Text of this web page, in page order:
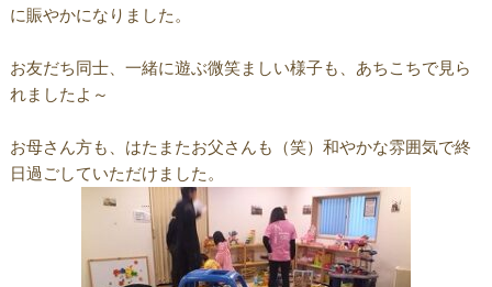
に賑やかになりました。
お友だち同士、一緒に遊ぶ微笑ましい様子も、あちこちで見ら
れましたよ～
お母さん方も、はたまたお父さんも（笑）和やかな雰囲気で終
日過ごしていただけました。